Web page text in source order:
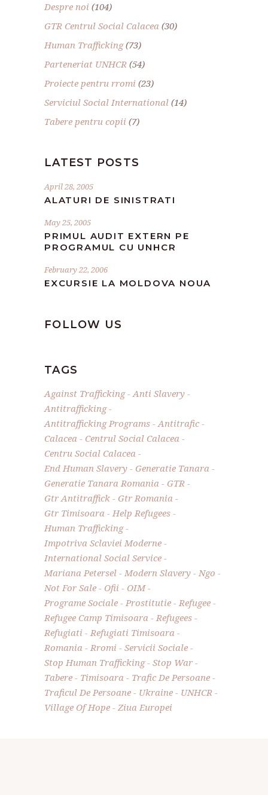
Despre noi (104)
GTR Centrul Social Calacea (30)
Human Trafficking(73)
Parteneriat UNHCR (54)
Proiecte pentru rromi (23)
Serviciul Social International (14)
Tabere pentru copii (7)
LATEST POSTS
April 28, 2005
ALATURI DE SINISTRATI
May 25, 2005
PRIMUL AUDIT EXTERN PE
PROGRAMUL CU UNHCR
February 22, 2006
EXCURSIE LA MOLDOVA NOUA
FOLLOW US
TAGS
Against Trafficking
Anti Slavery
Antitrafficking
Antitrafficking Programs
Antitrafic
Calacea
Centrul Social Calacea
Centru Social Calacea
End Human Slavery
Generatie Tanara
Generatie Tanara Romania
GTR
Gtr Antitraffick
Gtr Romania
Gtr Timisoara
Help Refugees
Human Trafficking
Impotriva Sclaviei Moderne
International Social Service
Mariana Petersel
Modern Slavery
Ngo
Not For Sale
Ofii
OIM
Programe Sociale
Prostitutie
Refugee
Refugee Camp Timisoara
Refugees
Refugiati
Refugiati Timisoara
Romania
Rromi
Servicii Sociale
Stop Human Trafficking
Stop War
Tabere
Timisoara
Trafic De Persoane
Traficul De Persoane
Ukraine
UNHCR
Village Of Hope
Ziua Europei